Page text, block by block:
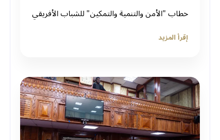
خطاب "الأمن والتنمية والتمكين" للشباب الأفريقي
إقرأ المزيد